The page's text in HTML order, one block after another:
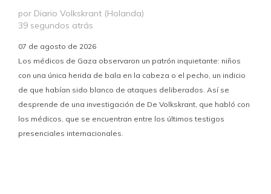
por Diario Volkskrant (Holanda)
39 segundos atrás
07 de agosto de 2026
Los médicos de Gaza observaron un patrón inquietante: niños
con una única herida de bala en la cabeza o el pecho, un indicio
de que habían sido blanco de ataques deliberados. Así se
desprende de una investigación de De Volkskrant, que habló con
los médicos, que se encuentran entre los últimos testigos
presenciales internacionales.